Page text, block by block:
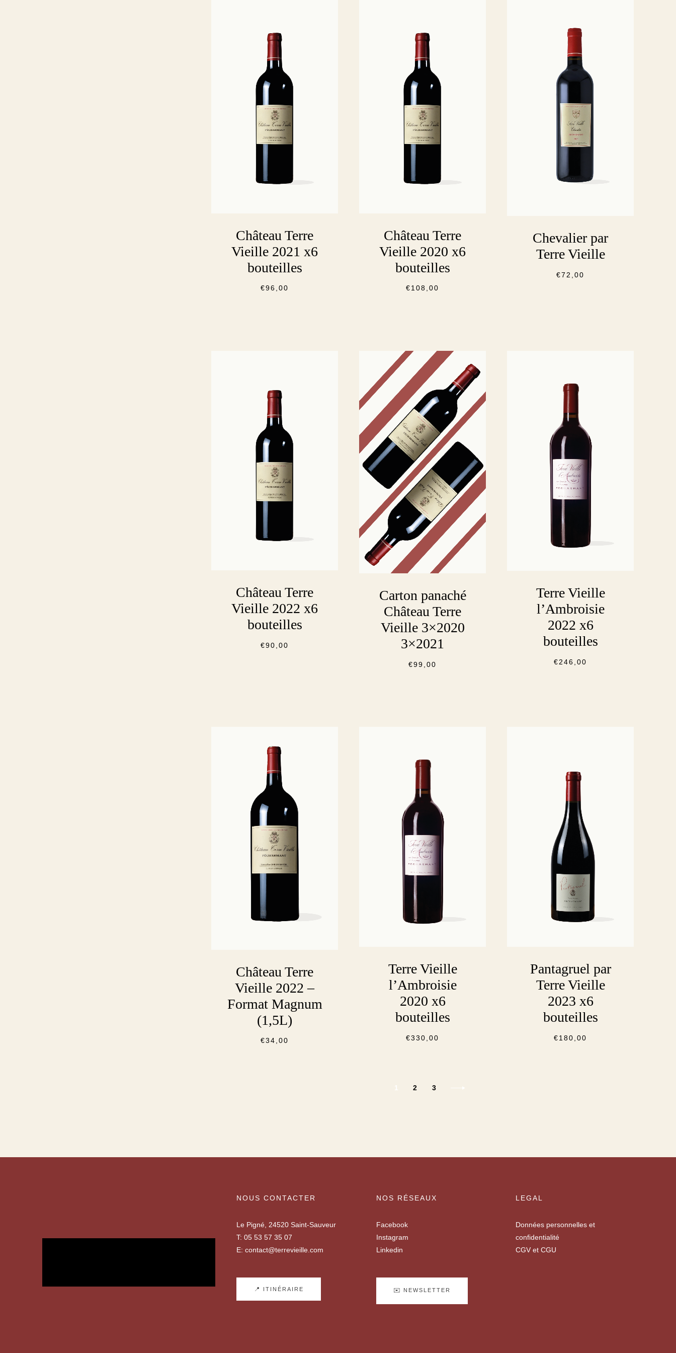
Château Terre
Vieille 2021 x6
bouteilles
€96,00
Château Terre
Vieille 2020 x6
bouteilles
€ 108,00
Chevalier par
Terre Vieille
€72,00
Château Terre
Vieille 2022 x6
bouteilles
€90,00
Carton panaché
Château Terre
Vieille 3×2020
3×2021
€99,00
Terre Vieille
l’Ambroisie
2022 x6
bouteilles
€ 246,00
Château Terre
Vieille 2022 –
Format Magnum
(1,5L)
€34,00
Terre Vieille
l’Ambroisie
2020 x6
bouteilles
€330,00
Pantagruel par
Terre Vieille
2023 x6
bouteilles
€ 180,00
1 2 3
NOUS CONTACTER
Le Pigné, 24520 Saint-Sauveur
T:05 53 57 35 07
E:contact@terrevieille.com
📍 ITINÉRAIRE
NOS RÉSEAUX
Facebook
Instagram
Linkedin
✉️ NEWSLETTER
LEGAL
Données personnelles et
confidentialité
CGV et CGU